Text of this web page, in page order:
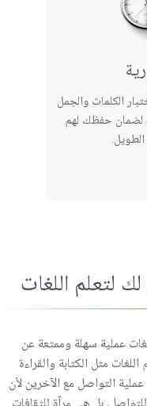
الكلمات والجمل
لضمان حفظك لهم
لتعلم اللغات
عملية سهلة وممتعة عن
مثل الكتابة والقراءة
التواصل مع الآخرين لأن
بل هي مرآة للثقافات